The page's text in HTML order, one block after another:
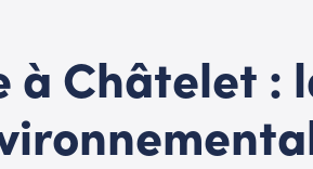
à Châtelet :